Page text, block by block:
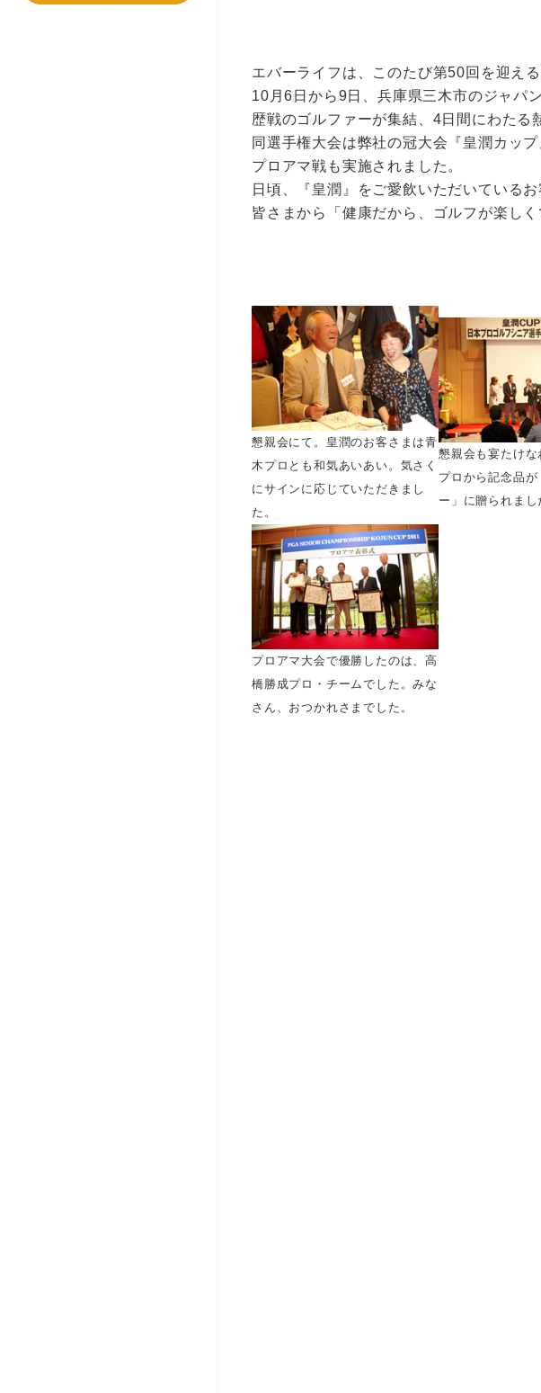
エバーライフは、このたび第50回を迎え
10月6日から9日、兵庫県三木市のジャパ
歴戦のゴルファーが集結、4日間にわたる
同選手権大会は弊社の冠大会『皇潤カッ
プロアマ戦も実施されました。
日頃、『皇潤』をご愛飲いただいている
皆さまから「健康だから、ゴルフが楽し
懇親会にて。皇潤のお客さまは青
木プロとも和気あいあい。気さく
にサインに応じていただきまし
た。
懇親会も宴たけな
プロから記念品
ー」に贈られまし
プロアマ大会で優勝したのは、高
橋勝成プロ・チームでした。みな
さん、おつかれさまでした。